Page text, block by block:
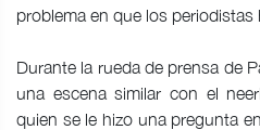
problema en que los periodistas
Durante la rueda de prensa de
una escena similar con el
quien se le hizo una pregunta